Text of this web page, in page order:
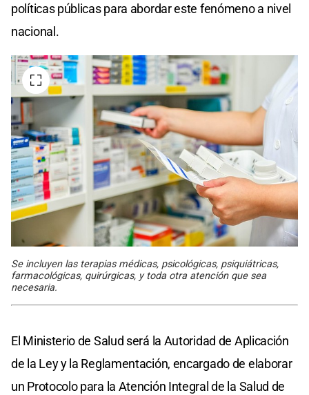
políticas públicas para abordar este fenómeno a nivel
nacional.
Se incluyen las terapias médicas, psicológicas, psiquiátricas,
farmacológicas, quirúrgicas, y toda otra atención que sea
necesaria.
El Ministerio de Salud será la Autoridad de Aplicación
de la Ley y la Reglamentación, encargado de elaborar
un Protocolo para la Atención Integral de la Salud de